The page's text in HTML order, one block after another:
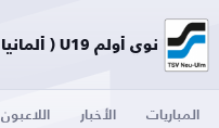
نوي أولم U19 ( ألمانيا )
المباريات الأخبار اللاعبون